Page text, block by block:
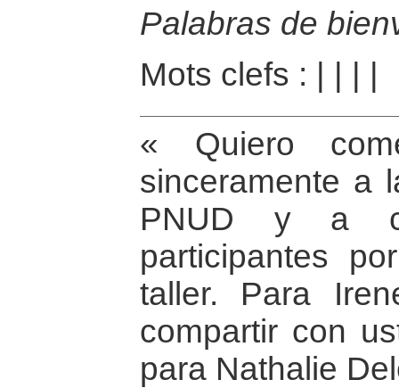
Palabras de
Mots clefs :
« Quiero
sinceramente a
PNUD y a
participantes
taller. Para
compartir con
para Nathalie